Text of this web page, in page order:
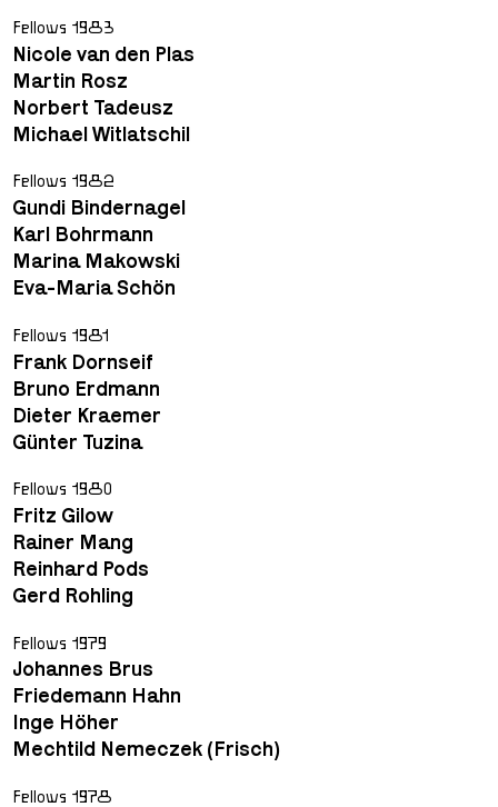
Fellows 1983
Nicole van den Plas
Martin Rosz
Norbert Tadeusz
Michael Witlatschil
Fellows 1982
Gundi Bindernagel
Karl Bohrmann
Marina Makowski
Eva-Maria Schön
Fellows 1981
Frank Dornseif
Bruno Erdmann
Dieter Kraemer
Günter Tuzina
Fellows 1980
Fritz Gilow
Rainer Mang
Reinhard Pods
Gerd Rohling
Fellows 1979
Johannes Brus
Friedemann Hahn
Inge Höher
Mechtild Nemeczek (Frisch)
Fellows 1978